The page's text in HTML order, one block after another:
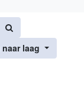
laag